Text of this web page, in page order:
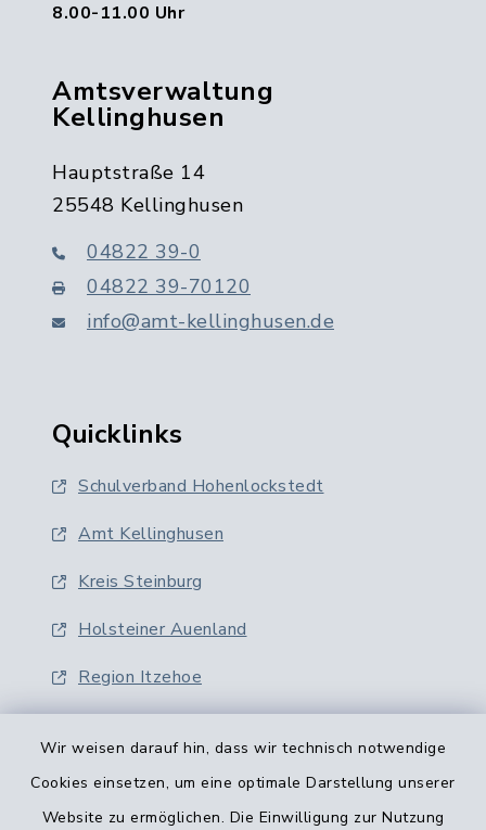
Wir weisen darauf hin, dass wir technisch notwendige
Cookies einsetzen, um eine optimale Darstellung unserer
Website zu ermöglichen. Die Einwilligung zur Nutzung
8.00-11.00 Uhr
Amtsverwaltung
Kellinghusen
Hauptstraße 14
25548 Kellinghusen
04822 39-0
04822 39-70120
info@amt-kellinghusen.de
Quicklinks
Schulverband Hohenlockstedt
Amt Kellinghusen
Kreis Steinburg
Holsteiner Auenland
Region Itzehoe